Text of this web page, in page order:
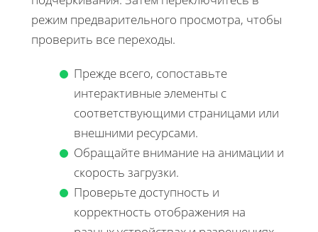
режим предварительного просмотра, чтобы
проверить все переходы.
Прежде всего, сопоставьте
интерактивные элементы с
соответствующими страницами или
внешними ресурсами.
Обращайте внимание на анимации и
скорость загрузки.
Проверьте доступность и
корректность отображения на